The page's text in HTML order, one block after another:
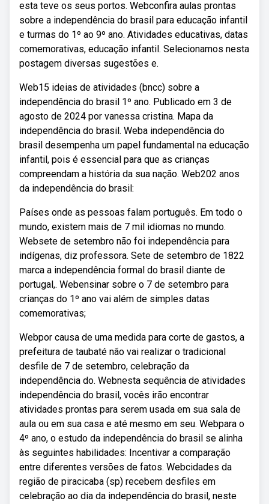
esta teve os seus portos. Webconfira aulas prontas
sobre a independência do brasil para educação infantil
e turmas do 1º ao 9º ano. Atividades educativas, datas
comemorativas, educação infantil. Selecionamos nesta
postagem diversas sugestões e.
Web15 ideias de atividades (bncc) sobre a
independência do brasil 1º ano. Publicado em 3 de
agosto de 2024 por vanessa cristina. Mapa da
independência do brasil. Weba independência do
brasil desempenha um papel fundamental na educação
infantil, pois é essencial para que as crianças
compreendam a história da sua nação. Web202 anos
da independência do brasil:
Países onde as pessoas falam português. Em todo o
mundo, existem mais de 7 mil idiomas no mundo.
Websete de setembro não foi independência para
indígenas, diz professora. Sete de setembro de 1822
marca a independência formal do brasil diante de
portugal,. Webensinar sobre o 7 de setembro para
crianças do 1º ano vai além de simples datas
comemorativas;
Webpor causa de uma medida para corte de gastos, a
prefeitura de taubaté não vai realizar o tradicional
desfile de 7 de setembro, celebração da
independência do. Webnesta sequência de atividades
independência do brasil, vocês irão encontrar
atividades prontas para serem usada em sua sala de
aula ou em sua casa e até mesmo em seu. Webpara o
4º ano, o estudo da independência do brasil se alinha
às seguintes habilidades: Incentivar a comparação
entre diferentes versões de fatos. Webcidades da
região de piracicaba (sp) recebem desfiles em
celebração ao dia da independência do brasil, neste